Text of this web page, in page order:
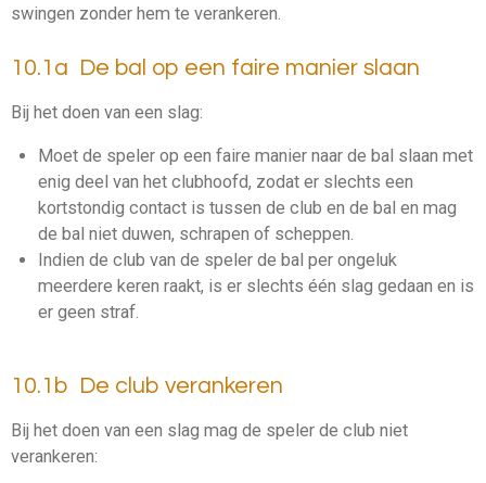
swingen zonder hem te verankeren.
10.1a De bal op een faire manier slaan
Bij het doen van een slag:
Moet de speler op een faire manier naar de bal slaan met
enig deel van het clubhoofd, zodat er slechts een
kortstondig contact is tussen de club en de bal en mag
de bal niet duwen, schrapen of scheppen.
Indien de club van de speler de bal per ongeluk
meerdere keren raakt, is er slechts één slag gedaan en is
er geen straf.
10.1b De club verankeren
Bij het doen van een slag mag de speler de club niet
verankeren: